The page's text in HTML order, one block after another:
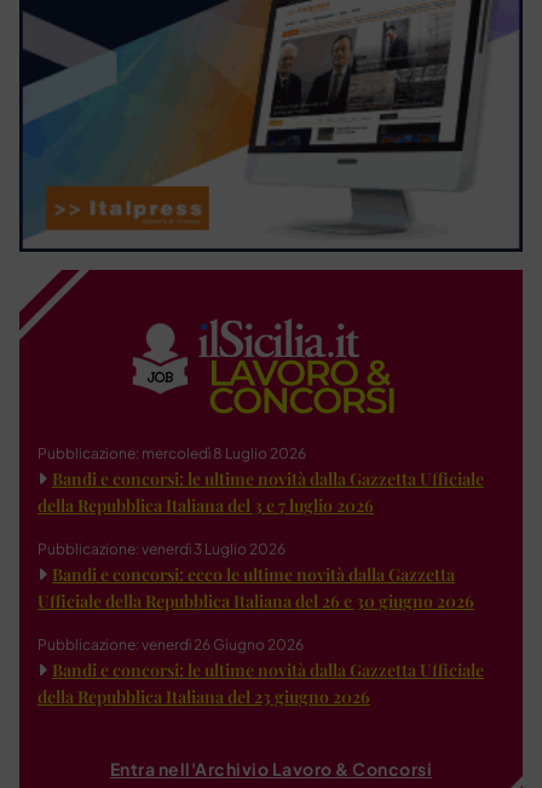
Pubblicazione: mercoledì 8 Luglio 2026
Bandi e concorsi: le ultime novità dalla Gazzetta Ufficiale
della Repubblica Italiana del 3 e 7 luglio 2026
Pubblicazione: venerdì 3 Luglio 2026
Bandi e concorsi: ecco le ultime novità dalla Gazzetta
Ufficiale della Repubblica Italiana del 26 e 30 giugno 2026
Pubblicazione: venerdì 26 Giugno 2026
Bandi e concorsi: le ultime novità dalla Gazzetta Ufficiale
della Repubblica Italiana del 23 giugno 2026
Entra nell'Archivio Lavoro & Concorsi